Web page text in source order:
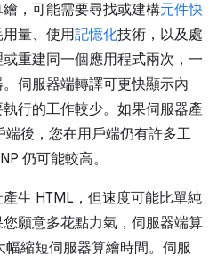
，可能需要尋找或建構元件快
量、使用記憶化技術，以及處
重建同一個應用程式兩次，一
伺服器端轉譯可更快顯示內
行的工作較少。如果伺服器產
後，您在用戶端仍有許多工
仍可能較高。
生 HTML，但速度可能比單純
願意多花點力氣，伺服器端算
幅縮短伺服器算繪時間。伺服